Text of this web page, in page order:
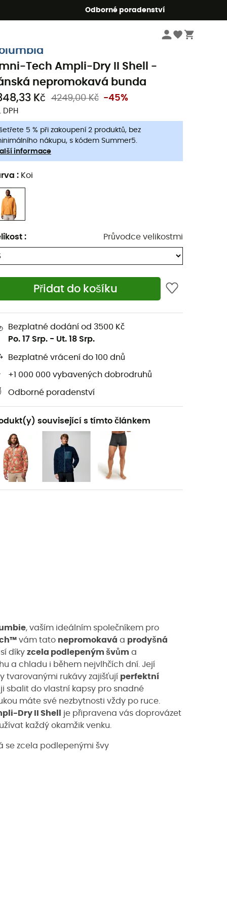
Odborné poradenství
Pánské nepromokavé
Tech Ampli-Dry II Shell -
nepromokavá bunda
Kč
4249,00 Kč -45%
DPH
5 % při zakoupení 2 produktů, bez
nákupu, s kódem Summer5.
informace
: Koi
: Průvodce velikostmi
Přidat do košíku
Bezplatné dodání od 3500 Kč
Po. 17 Srp. - Ut. 18 Srp.
Bezplatné vrácení do 100 dnů
+1 000 000 vybavených dobrodruhů
Odborné poradenství
související s tímto článkem
, vaším ideálním společníkem pro
vám tato nepromokavá a prodyšná
díky zcela podlepeným švům a
a chladu i během nejvlhčích dní. Její
tvarovanými rukávy zajišťují perfektní
sbalit do vlastní kapsy pro snadné
máte své nezbytnosti vždy po ruce.
Dry II Shell
je připravena vás doprovázet
každý okamžik venku.
zcela podlepenými švy